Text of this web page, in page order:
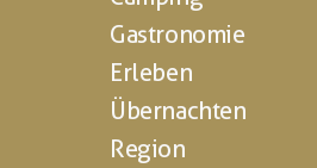
Gastronomie
Erleben
Übernachten
Region